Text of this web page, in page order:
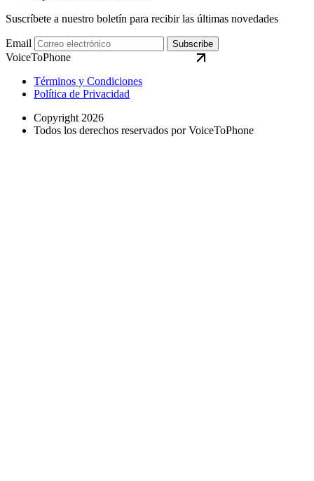
Suscríbete a nuestro boletín para recibir las últimas novedades
Email Subscribe
VoiceToPhone
Términos y Condiciones
Política de Privacidad
Copyright 2026
Todos los derechos reservados por VoiceToPhone